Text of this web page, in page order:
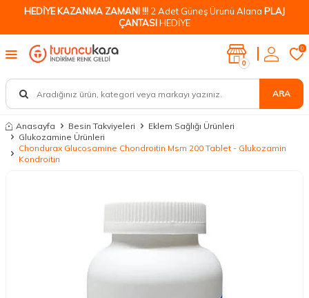
HEDİYE KAZANMA ZAMANI !!! 2 Adet Güneş Ürünü Alana PLAJ
ÇANTASIHEDİYE
ARA
0
0
Anasayfa Besin Takviyeleri
Eklem Sağlığı Ürünleri
Glukozamine Ürünleri
Chondurax Glucosamine Chondroitin Msm 200 Tablet - Glukozamin
Kondroitin